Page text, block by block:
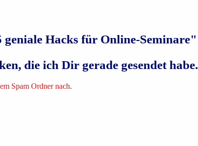
Hacks für Online-Seminare"
die ich Dir gerade gesendet habe.
Spam Ordner nach.